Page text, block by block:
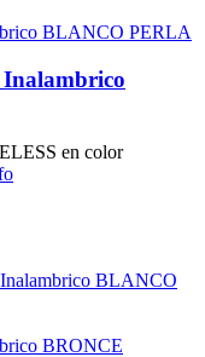
en color
BLANCO